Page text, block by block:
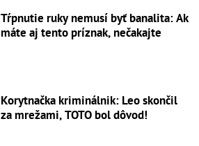
Tŕpnutie ruky nemusí byť banalita: Ak
máte aj tento príznak, nečakajte
Korytnačka kriminálnik: Leo skončil
za mrežami, TOTO bol dôvod!